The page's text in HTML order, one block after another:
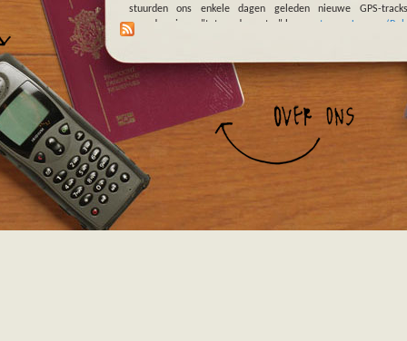
stuurden ons enkele dagen geleden nieuwe GPS-
waardoor je nu "tot op de meter" hun
route van Leuven
Khartoum (Soedan)
toegevoegd door To
op 25 november 2012 om
THIS IS NOT YET AFRICA SPEAKING
Terwijl Julie & Bram wachten op de nachtboot die hen naar
moet brengen, vonden ze vandaag wat tijd om de website
vullen. Zo kunnen de thuisblijvers intussen genieten van de
Frankrijk
(inclusief enkele spectaculaire beelden